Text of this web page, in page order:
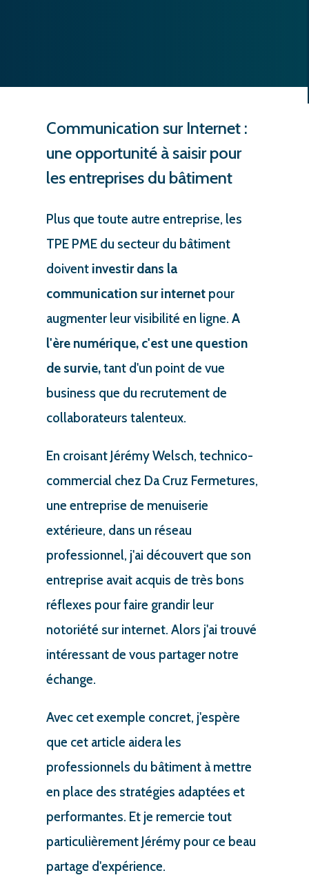
Communication sur Internet :
une opportunité à saisir pour
les entreprises du bâtiment
Plus que toute autre entreprise, les
TPE PME du secteur du bâtiment
doivent investir dans la
communication sur internet pour
augmenter leur visibilité en ligne. A
l'ère numérique, c'est une question
de survie,tant d'un point de vue
business que du recrutement de
collaborateurs talenteux.
En croisant Jérémy Welsch, technico-
commercial chez Da Cruz Fermetures,
une entreprise de menuiserie
extérieure, dans un réseau
professionnel, j'ai découvert que son
entreprise avait acquis de très bons
réflexes pour faire grandir leur
notoriété sur internet. Alors j'ai trouvé
intéressant de vous partager notre
échange.
Avec cet exemple concret, j'espère
que cet article aidera les
professionnels du bâtiment à mettre
en place des stratégies adaptées et
performantes. Et je remercie tout
particulièrement Jérémy pour ce beau
partage d'expérience.